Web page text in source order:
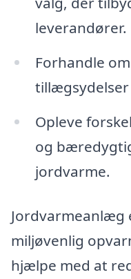
leverandører.
Forhandle
tillægsydelser
Opleve
og
jordvarme.
Jordvarmeanlæg
miljøvenlig
hjælpe med at